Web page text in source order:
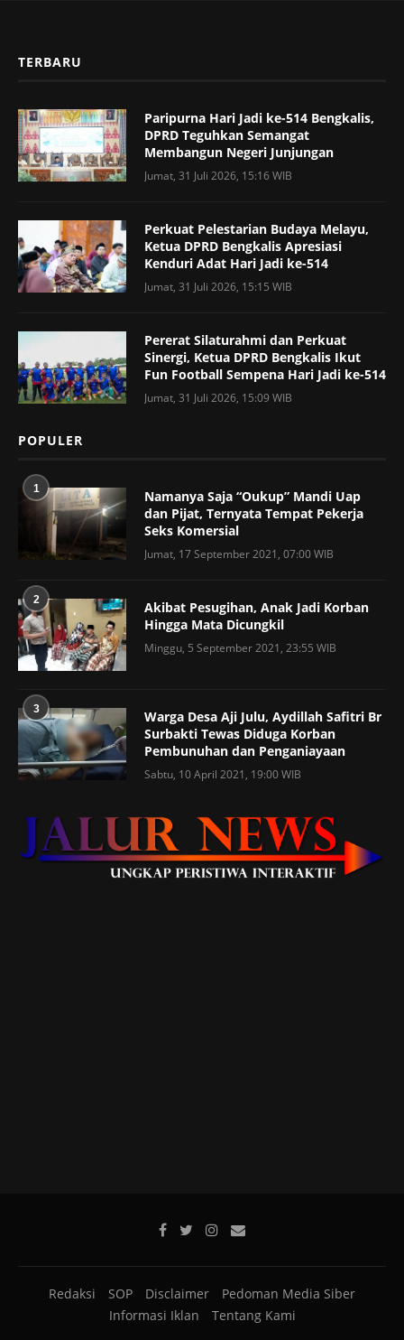
TERBARU
Paripurna Hari Jadi ke-514 Bengkalis,
DPRD Teguhkan Semangat
Membangun Negeri Junjungan
Jumat, 31 Juli 2026, 15:16 WIB
Perkuat Pelestarian Budaya Melayu,
Ketua DPRD Bengkalis Apresiasi
Kenduri Adat Hari Jadi ke-514
Jumat, 31 Juli 2026, 15:15 WIB
Pererat Silaturahmi dan Perkuat
Sinergi, Ketua DPRD Bengkalis Ikut
Fun Football Sempena Hari Jadi ke-514
Jumat, 31 Juli 2026, 15:09 WIB
POPULER
1
Namanya Saja “Oukup” Mandi Uap
dan Pijat, Ternyata Tempat Pekerja
Seks Komersial
Jumat, 17 September 2021, 07:00 WIB
2
Akibat Pesugihan, Anak Jadi Korban
Hingga Mata Dicungkil
Minggu, 5 September 2021, 23:55 WIB
3
Warga Desa Aji Julu, Aydillah Safitri Br
Surbakti Tewas Diduga Korban
Pembunuhan dan Penganiayaan
Sabtu, 10 April 2021, 19:00 WIB
Redaksi SOP Disclaimer
Pedoman Media Siber
Informasi Iklan
Tentang Kami